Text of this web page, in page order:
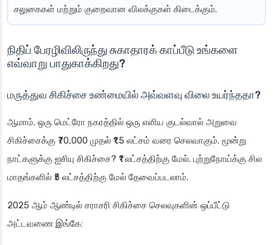
சலுகைகள் மற்றும் குறைவான விலக்குகள் கிடைக்கும்.
நிதிப் பேரழிவிலிருந்து சுகாதாரக் காப்பீடு உங்களை
எவ்வாறு பாதுகாக்கிறது?
மருத்துவ சிகிச்சை உண்மையில் அவ்வளவு விலை உயர்ந்ததா?
ஆமாம். ஒரு மெட்ரோ நகரத்தில் ஒரு எளிய குடல்வால் அறுவை
சிகிச்சைக்கு ₹70,000 முதல் ₹1.5 லட்சம் வரை செலவாகும். மூன்று
நாட்களுக்கு ஐசியு சிகிச்சை? ₹1 லட்சத்திற்கு மேல். புற்றுநோய்க்கு சில
மாதங்களில் ₹5 லட்சத்திற்கு மேல் தேவைப்படலாம்.
2025 ஆம் ஆண்டில் சராசரி சிகிச்சை செலவுகளின் ஒப்பீட்டு
அட்டவணை இங்கே: